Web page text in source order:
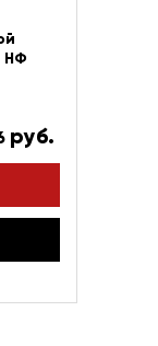
НФ
руб.